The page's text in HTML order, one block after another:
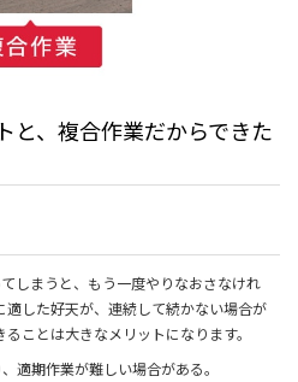
と、複合作業だからできた
しまうと、もう一度やりなおさなけれ
した好天が、連続して続かない場合が
ことは大きなメリットになります。
適期作業が難しい場合がある。